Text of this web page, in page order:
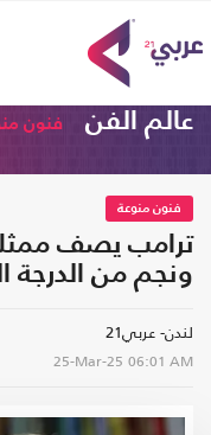
عالم الفن فنون
فنون منوعة
ترامب يصف
ونجم من الدرجة
لندن- عربي21
25-Mar-25 06:01 AM